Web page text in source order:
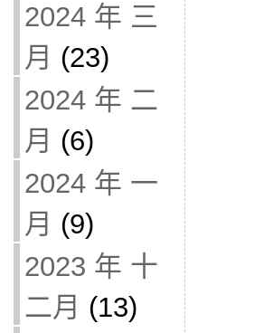
2024 年 三
月 (23)
2024 年 二
月 (6)
2024 年 一
月 (9)
2023 年 十
二月 (13)